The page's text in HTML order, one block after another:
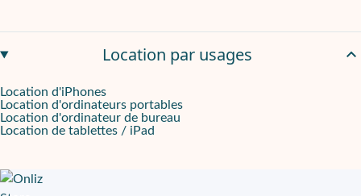
Location par usages
Location d'iPhones
Location d'ordinateurs portables
Location d'ordinateur de bureau
Location de tablettes / iPad